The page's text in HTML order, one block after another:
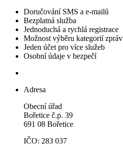
Doručování SMS a e-mailů
Bezplatná služba
Jednoduchá a rychlá registrace
Možnost výběru kategorií zpráv
Jeden účet pro více služeb
Osobní údaje v bezpečí
Adresa
Obecní úřad
Bořetice č.p. 39
691 08 Bořetice
IČO: 283 037